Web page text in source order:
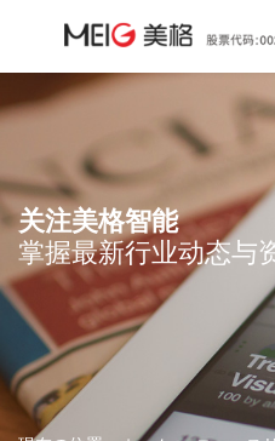
关注美格智能
掌握最新行业动态与